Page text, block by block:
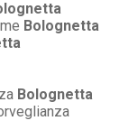
Bolognetta
Bolognetta